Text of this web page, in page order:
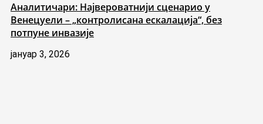
Аналитичари: Највероватнији сценарио у
Венецуели – „контролисана ескалација“, без
потпуне инвазије
јануар 3, 2026